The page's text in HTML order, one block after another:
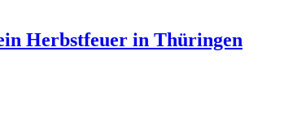
Herbstfeuer in Thüringen